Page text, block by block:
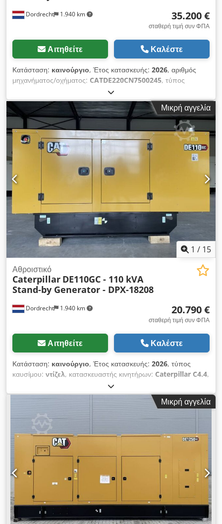
Dordrecht 1.940 km 35.200 €
σταθερή τιμή συν ΦΠΑ
Αιτηθείτε Καλέστε
Κατάσταση: καινούργιο, Έτος κατασκευής: 2026, αριθμός
μηχανήματος/οχήματος: CATDE220CN7500245, τύπος
, κατασκευαστής κινητήρων:
Χρήση: Κατασκευαστικός τομέας Βάρος χωρίς φορτίο: 1.933
kg Ισχύς γεννήτριας: 220 kVA Dkedpjx Nutwofx Ah Der
Διαστάσεις χώρου φόρτωσης: 332 x 113 x 167 cm Σήμανση
CE: ναι Όγκος δεξαμενής νερού: 325 l Επικοινωνήστε με την
ομάδα DPX για περισσότερες πληροφορίες. = Επιπλέον
επιλογές και εξοπλισμός = - Μπαταρία - Πίνακας ελέγχου -
Ατσάλινη οροφή - Δεξαμενή
Μικρή αγγελία
1 / 15
Dordrecht 1.940 km
Αθροιστικό
Caterpillar DE110GC - 110 kVA
Stand-by Generator - DPX-18208
20.790 €
σταθερή τιμή συν ΦΠΑ
Αιτηθείτε Καλέστε
Κατάσταση: καινούργιο, Έτος κατασκευής: 2026, τύπος
καυσίμου: ντίζελ, κατασκευαστής κινητήρων: Caterpillar C4.4,
Σκοπός χρήσης: Κατασκευές Ιδιοβαρές: 1.213 kg Ισχύς
γεννήτριας: 110 kVA Διαστάσεις χώρου φόρτωσης: 276 x 103 x
158 cm Σήμανση CE: ναι Όγκος δεξαμενής νερού: 166 l
Επικοινωνήστε με την ομάδα DPX για περισσότερες
πληροφορίες. = Επιπλέον επιλογές και εξοπλισμός = -
Μπαταρία - Πίνακας ελέγχου - Οροφή από ατσάλι Dksdpev
Sxzrofx Ah Dsr - Δεξαμενή
Μικρή αγγελία